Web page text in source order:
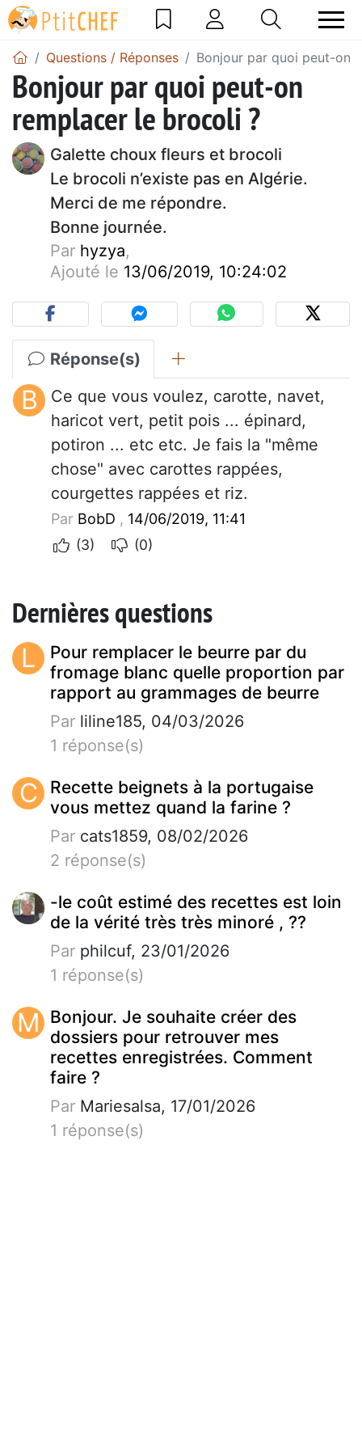
Questions / Réponses Bonjour par quoi peut-on
Bonjour par quoi peut-on
remplacer le brocoli ?
Galette choux fleurs et brocoli
Le brocoli n’existe pas en Algérie.
Merci de me répondre.
Bonne journée.
Par hyzya,
Ajouté le 13/06/2019, 10:24:02
Réponse(s)
B
Ce que vous voulez, carotte, navet,
haricot vert, petit pois ... épinard,
potiron ... etc etc. Je fais la "même
chose" avec carottes rappées,
courgettes rappées et riz.
Par BobD , 14/06/2019, 11:41
(3)
(0)
Dernières questions
L
Pour remplacer le beurre par du
fromage blanc quelle proportion par
rapport au grammages de beurre
Par liline185, 04/03/2026
1 réponse(s)
C
Recette beignets à la portugaise
vous mettez quand la farine ?
Par cats1859, 08/02/2026
2 réponse(s)
-le coût estimé des recettes est loin
de la vérité très très minoré , ??
Par philcuf, 23/01/2026
1 réponse(s)
M Bonjour. Je souhaite créer des
dossiers pour retrouver mes
recettes enregistrées. Comment
faire ?
Par Mariesalsa, 17/01/2026
1 réponse(s)